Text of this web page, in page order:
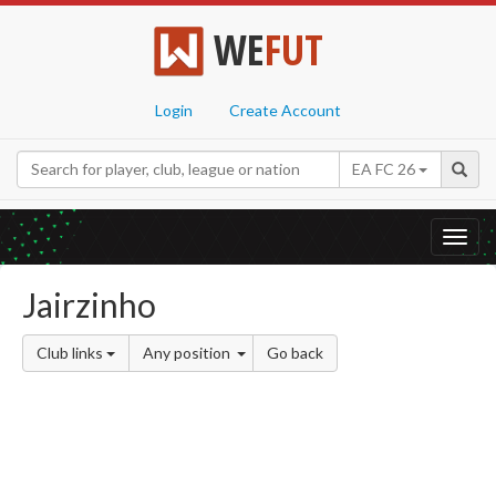
WEFUT
Login Create Account
EA FC 26
Jairzinho
Club links Any position Go back